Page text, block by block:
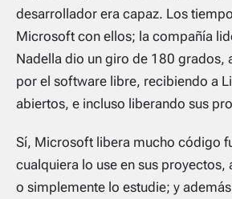
desarrollador era capaz. Los
Microsoft con ellos; la compañía
Nadella dio un giro de 180 grados,
por el software libre, recibiendo a
abiertos, e incluso liberando sus
Sí, Microsoft libera mucho código
cualquiera lo use en sus proyectos,
o simplemente lo estudie; y